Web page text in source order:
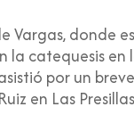
Vargas, donde
la catequesis
por un
en Las